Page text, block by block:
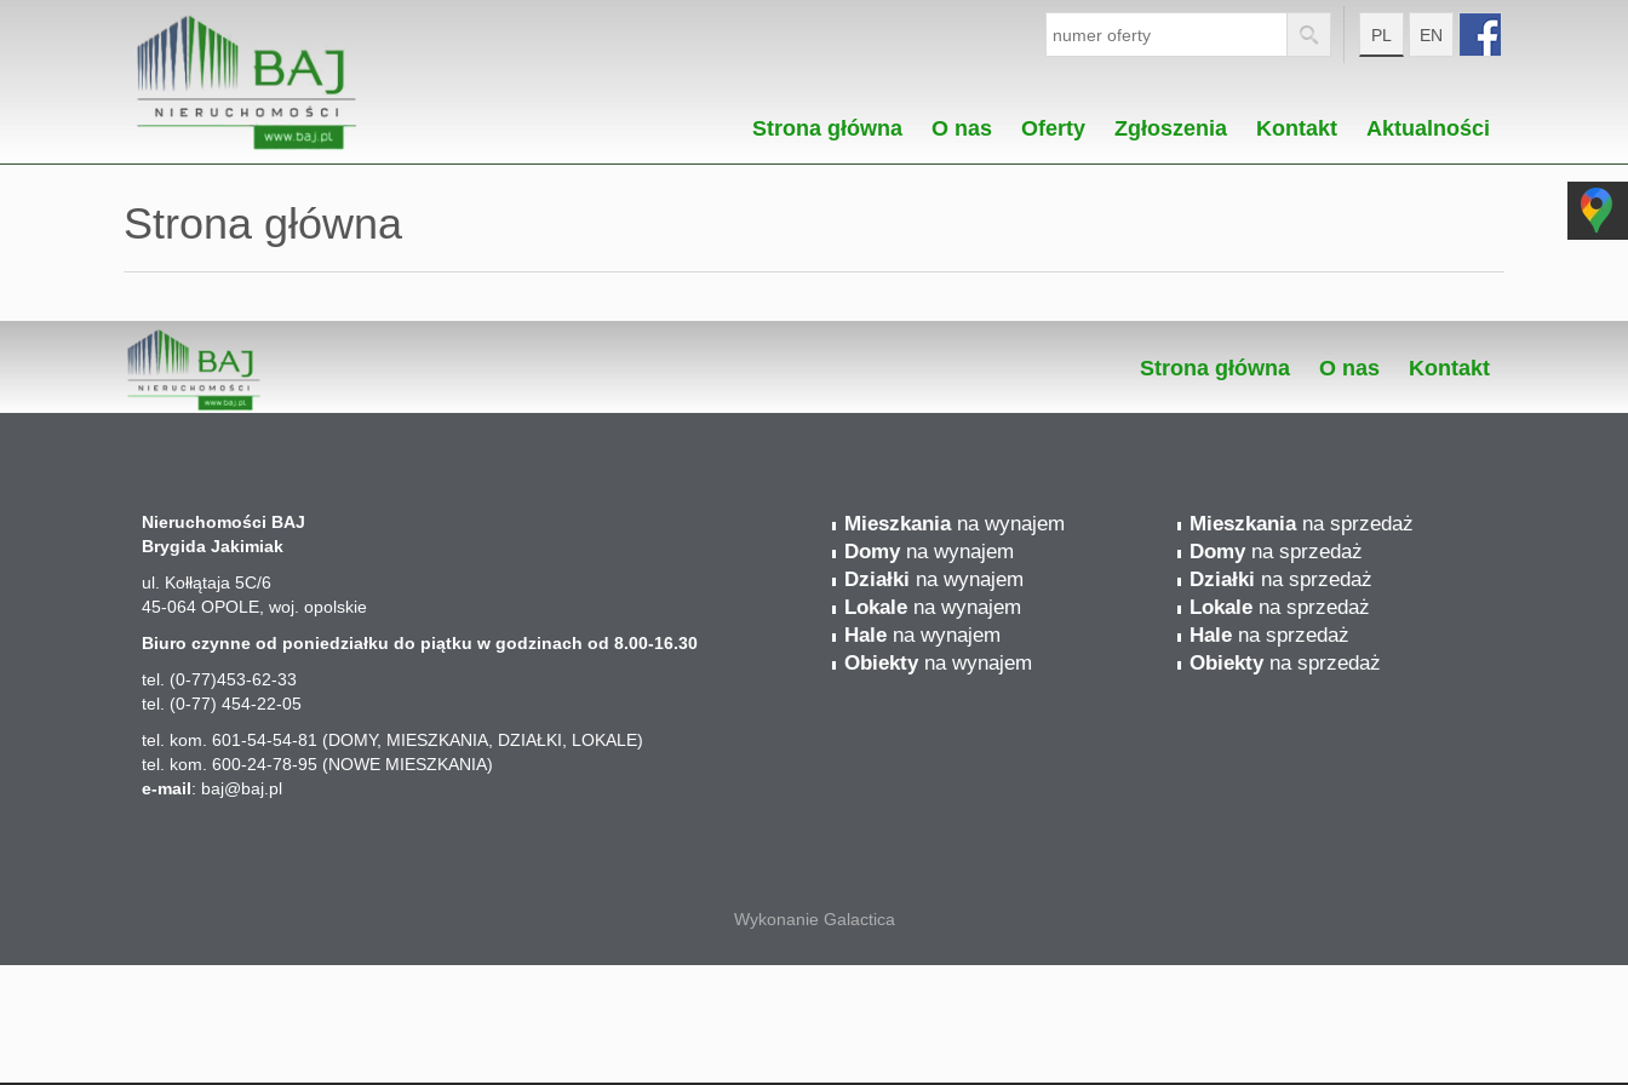
PL EN
Strona główna O nas Oferty Zgłoszenia Kontakt Aktualności
Strona główna
Strona główna O nas Kontakt
Nieruchomości BAJ
Brygida Jakimiak
ul. Kołłątaja 5C/6
45-064 OPOLE , woj. opolskie
Biuro czynne od poniedziałku do piątku w godzinach od 8.00-16.30
tel. (0-77)453-62-33
tel. (0-77) 454-22-05
tel. kom. 601-54-54-81 (DOMY, MIESZKANIA, DZIAŁKI, LOKALE)
tel. kom. 600-24-78-95 (NOWE MIESZKANIA)
e-mail: baj@baj.pl
Mieszkaniana wynajem
Domyna wynajem
Działki na wynajem
Lokale na wynajem
Hale na wynajem
Obiektyna wynajem
Mieszkaniana sprzedaż
Domyna sprzedaż
Działki na sprzedaż
Lokale na sprzedaż
Hale na sprzedaż
Obiektyna sprzedaż
Wykonanie Galactica